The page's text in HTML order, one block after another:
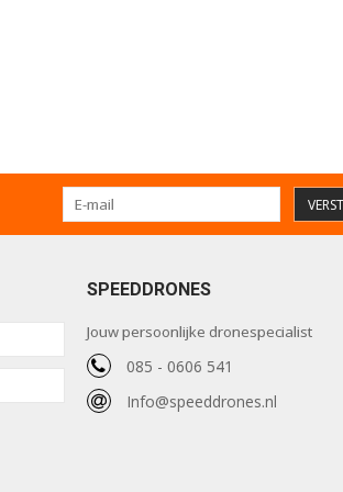
SPEEDDRONES
Jouw persoonlijke dronespecialist
085 - 0606 541
Info@speeddrones.nl